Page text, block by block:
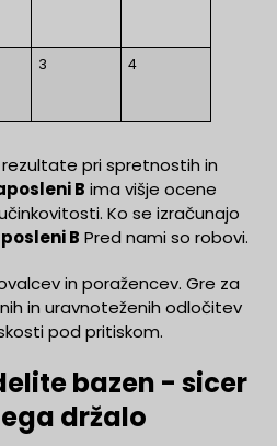
3 4
pri spretnostih in
B ima višje ocene
Ko se izračunajo
B Pred nami so robovi.
in poražencev. Gre za
in uravnoteženih odločitev
pod pritiskom.
bazen - sicer
držalo